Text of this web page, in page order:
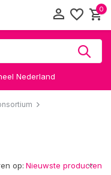
0
Nederland
op: